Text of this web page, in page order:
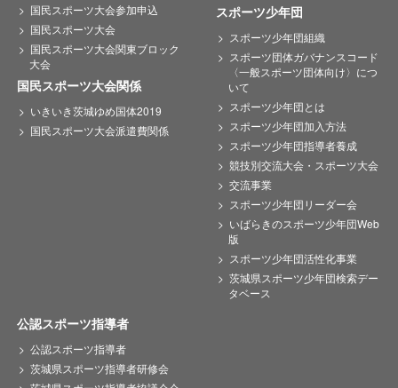
国民スポーツ大会参加申込
国民スポーツ大会
国民スポーツ大会関東ブロック
大会
国民スポーツ大会関係
いきいき茨城ゆめ国体2019
国民スポーツ大会派遣費関係
スポーツ少年団
スポーツ少年団組織
スポーツ団体ガバナンスコード
〈一般スポーツ団体向け〉につ
いて
スポーツ少年団とは
スポーツ少年団加入方法
スポーツ少年団指導者養成
競技別交流大会・スポーツ大会
交流事業
スポーツ少年団リーダー会
いばらきのスポーツ少年団Web
版
スポーツ少年団活性化事業
茨城県スポーツ少年団検索デー
タベース
公認スポーツ指導者
公認スポーツ指導者
茨城県スポーツ指導者研修会